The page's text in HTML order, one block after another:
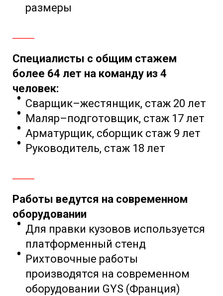
размеры
Специалисты с общим стажем
более 64 лет на команду из 4
человек:
Сварщик–жестянщик, стаж 20 лет
Маляр–подготовщик, стаж 17 лет
Арматурщик, сборщик стаж 9 лет
Руководитель, стаж 18 лет
Работы ведутся на современном
оборудовании
Для правки кузовов используется
платформенный стенд
Рихтовочные работы
производятся на современном
оборудовании GYS (Франция)